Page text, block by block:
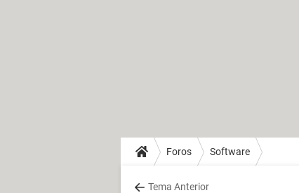
Foros Software
Tema Anterior